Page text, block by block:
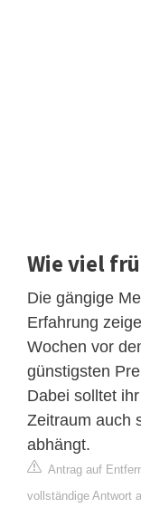
Wie viel
Die gängige
Erfahrung
Wochen vor
günstigsten
Dabei solltet
Zeitraum auch
abhängt.
Antrag auf
vollständige Antwort